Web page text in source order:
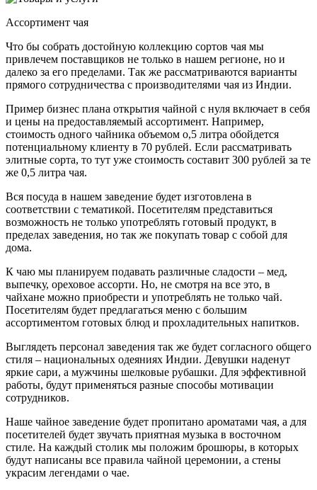
Ассортимент чая
Что бы собрать достойную коллекцию сортов чая мы
привлечем поставщиков не только в нашем регионе, но и
далеко за его пределами. Так же рассматриваются варианты
прямого сотрудничества с производителями чая из Индии.
Пример бизнес плана открытия чайной с нуля включает в себя
и цены на предоставляемый ассортимент. Например,
стоимость одного чайника объемом о,5 литра обойдется
потенциальному клиенту в 70 рублей. Если рассматривать
элитные сорта, то тут уже стоимость составит 300 рублей за те
же 0,5 литра чая.
Вся посуда в нашем заведение будет изготовлена в
соответствии с тематикой. Посетителям представиться
возможность не только употреблять готовый продукт, в
пределах заведения, но так же покупать товар с собой для
дома.
К чаю мы планируем подавать различные сладости – мед,
выпечку, ореховое ассорти. Но, не смотря на все это, в
чайхане можно приобрести и употреблять не только чай.
Посетителям будет предлагаться меню с большим
ассортиментом готовых блюд и прохладительных напитков.
Выглядеть персонал заведения так же будет согласного общего
стиля – национальных одеяниях Индии. Девушки наденут
яркие сари, а мужчины шелковые рубашки. Для эффективной
работы, будут применяться разные способы мотивации
сотрудников.
Наше чайное заведение будет пропитано ароматами чая, а для
посетителей будет звучать приятная музыка в восточном
стиле. На каждый столик мы положим брошюры, в которых
будут написаны все правила чайной церемонии, а стены
украсим легендами о чае.